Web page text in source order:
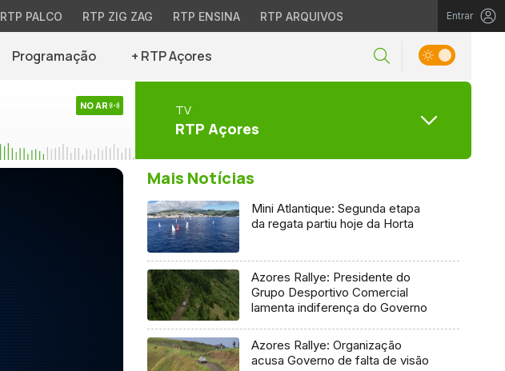
RTP PALCO RTP ZIG ZAG RTP ENSINA RTP ARQUIVOS Entrar
Programação + RTP Açores
NO AR TV
RTP Açores
Mais Notícias
Mini Atlantique: Segunda etapa
da regata partiu hoje da Horta
Azores Rallye: Presidente do
Grupo Desportivo Comercial
lamenta indiferença do Governo
Azores Rallye: Organização
acusa Governo de falta de visão